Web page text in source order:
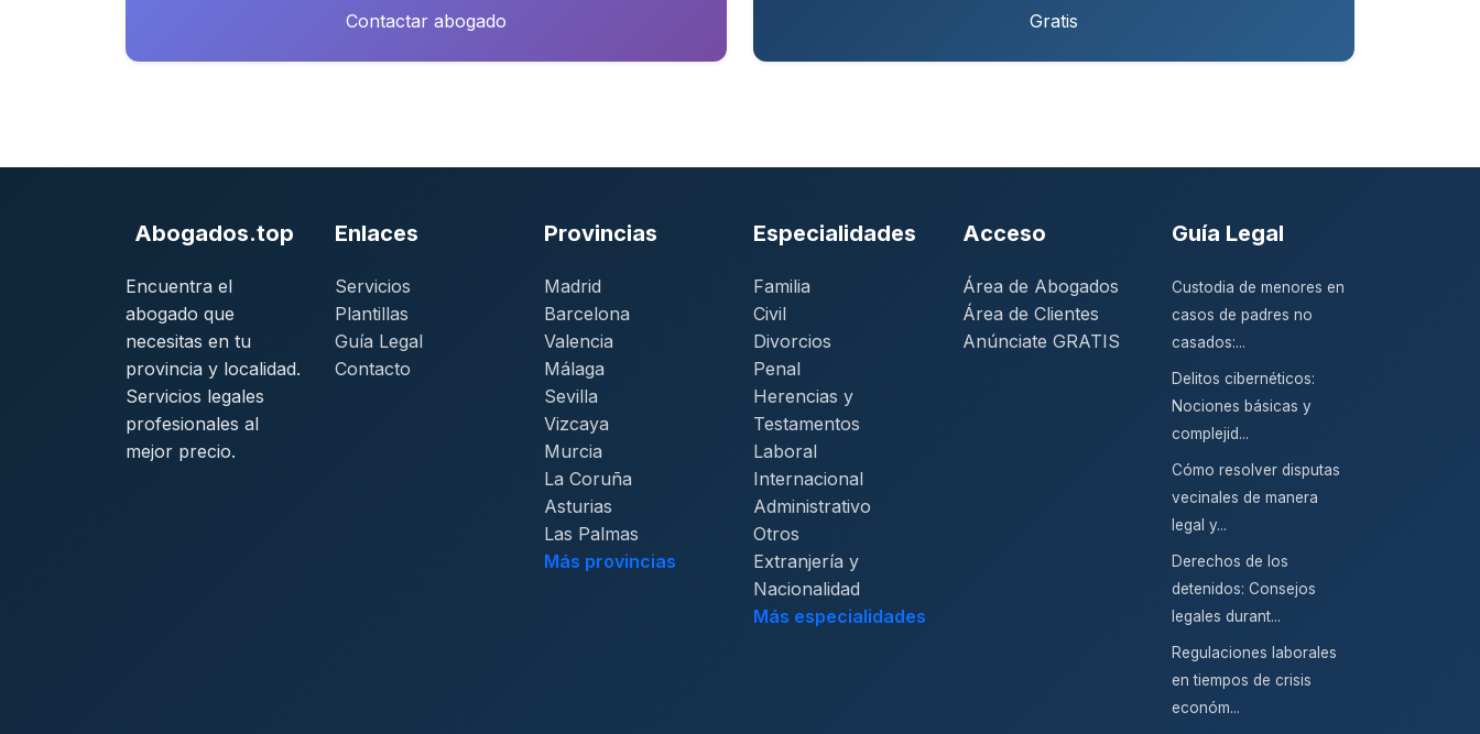
Contactar abogado Gratis
Abogados.top
Encuentra el
abogado que
necesitas en tu
provincia y localidad.
Servicios legales
profesionales al
mejor precio.
Enlaces
Servicios
Plantillas
Guía Legal
Contacto
Provincias
Madrid
Barcelona
Valencia
Málaga
Sevilla
Vizcaya
Murcia
La Coruña
Asturias
Las Palmas
Más provincias
Especialidades
Familia
Civil
Divorcios
Penal
Herencias y
Testamentos
Laboral
Internacional
Administrativo
Otros
Extranjería y
Nacionalidad
Más especialidades
Acceso
Área de Abogados
Área de Clientes
Anúnciate GRATIS
Guía Legal
Custodia de menores en
casos de padres no
casados:...
Delitos cibernéticos:
Nociones básicas y
complejid...
Cómo resolver disputas
vecinales de manera
legal y...
Derechos de los
detenidos: Consejos
legales durant...
Regulaciones laborales
en tiempos de crisis
económ...